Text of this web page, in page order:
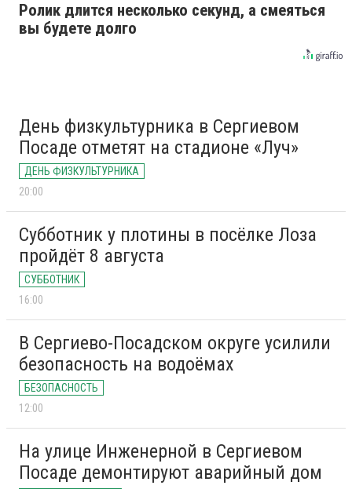
Ролик длится несколько секунд, а смеяться
вы будете долго
День физкультурника в Сергиевом
Посаде отметят на стадионе «Луч»
ДЕНЬ ФИЗКУЛЬТУРНИКА
20:00
Субботник у плотины в посёлке Лоза
пройдёт 8 августа
СУББОТНИК
16:00
В Сергиево-Посадском округе усилили
безопасность на водоёмах
БЕЗОПАСНОСТЬ
12:00
На улице Инженерной в Сергиевом
Посаде демонтируют аварийный дом